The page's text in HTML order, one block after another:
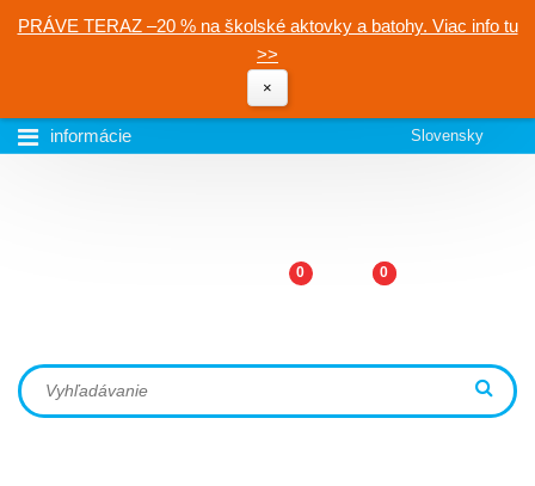
PRÁVE TERAZ –20 % na školské aktovky a batohy. Viac info tu
>>
×
informácie Slovensky
0 0